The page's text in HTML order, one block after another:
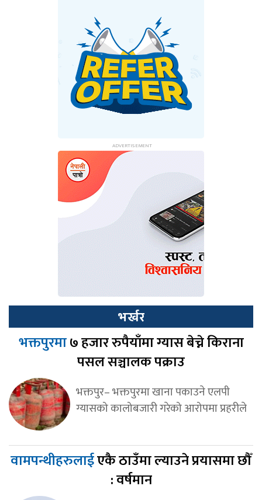
भर्खर
भक्तपुरमा७ हजार रुपैयाँमा ग्यास बेच्ने किराना
पसल सञ्चालक पक्राउ
भक्तपुर– भक्तपुरमा खाना पकाउने एलपी
ग्यासको कालोबजारी गरेको आरोपमा प्रहरीले
वामपन्थीहरुलाईएकै ठाउँमा ल्याउने प्रयासमा छौँ
: वर्षमान